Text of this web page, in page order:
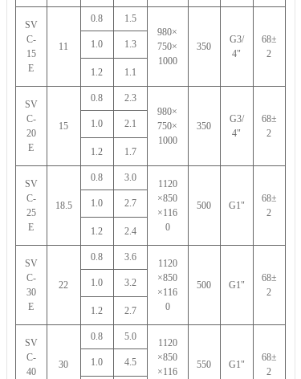
SV
C-
15
E
11
0.8
1.5
980×
750×
1000
350
G3/
4"
68±
2
1.0 1.3
1.2 1.1
SV
C-
20
E
15
0.8
2.3
980×
750×
1000
350
G3/
4"
68±
2
1.0 2.1
1.2 1.7
SV
C-
25
E
18.5
0.8 3.0
1120
×850
×116
0
500 G1"
68±
2
1.0 2.7
1.2 2.4
SV
C-
30
E
22
0.8 3.6
1120
×850
×116
0
500 G1"
68±
2
1.0 3.2
1.2 2.7
SV
C-
40
30
0.8 5.0
1120
×850
×116
550 G1"
68±
2
1.0 4.5